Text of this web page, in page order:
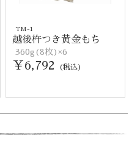
TM-1
越後杵つき黄金もち
360g(8枚)×6
￥6,792 (税込)